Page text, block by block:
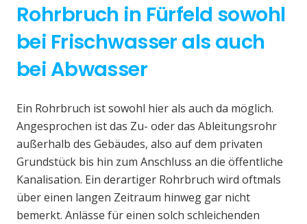
Rohrbruch in Fürfeld sowohl
bei Frischwasser als auch
bei Abwasser
Ein Rohrbruch ist sowohl hier als auch da möglich.
Angesprochen ist das Zu- oder das Ableitungsrohr
außerhalb des Gebäudes, also auf dem privaten
Grundstück bis hin zum Anschluss an die öffentliche
Kanalisation. Ein derartiger Rohrbruch wird oftmals
über einen langen Zeitraum hinweg gar nicht
bemerkt. Anlässe für einen solch schleichenden